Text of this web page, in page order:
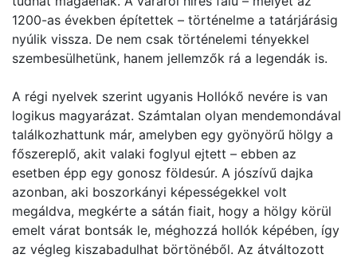
1200-as években építettek – történelme a tatárjárásig
nyúlik vissza. De nem csak történelemi tényekkel
szembesülhetünk, hanem jellemzők rá a legendák is.
A régi nyelvek szerint ugyanis Hollókő nevére is van
logikus magyarázat. Számtalan olyan mendemondával
találkozhattunk már, amelyben egy gyönyörű hölgy a
főszereplő, akit valaki foglyul ejtett – ebben az
esetben épp egy gonosz földesúr. A jószívű dajka
azonban, aki boszorkányi képességekkel volt
megáldva, megkérte a sátán fiait, hogy a hölgy körül
emelt várat bontsák le, méghozzá hollók képében, így
az végleg kiszabadulhat börtönéből. Az átváltozott